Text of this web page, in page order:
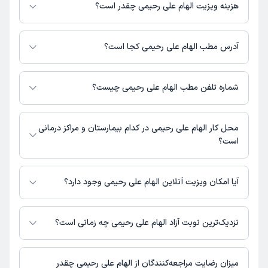
هزینه ویزیت الهام علی رحیمی چقدر است؟
برای اطلاع از هزینه ویزیت الهام علی رحیمی، لازم است با مطب تماس بگیرید.
آدرس مطب الهام علی رحیمی کجا است؟
اطلاعات مربوط به آدرس مطب الهام علی رحیمی در حال حاضر در دسترس
نیست. برای دریافت اطلاعات دقیق‌تر، لطفاً با مطب تماس بگیرید.
شماره تلفن مطب الهام علی رحیمی چیست؟
شماره تماس مطب الهام علی رحیمی در حال حاضر در این صفحه ثبت نشده
محل کار الهام علی رحیمی در کدام بیمارستان و مراکز درمانی
است؟
اطلاعاتی درباره محل فعالیت الهام علی رحیمی در مراکز درمانی در دسترس
نیست.
آیا امکان ویزیت آنلاین الهام علی رحیمی وجود دارد؟
در حال حاضر اطلاعاتی درباره ارائه ویزیت آنلاین توسط الهام علی رحیمی در
دسترس نیست. برای دریافت اطلاعات دقیق‌تر، لطفاً با مطب تماس بگیرید.
نزدیک‌ترین نوبت آزاد الهام علی رحیمی چه زمانی است؟
زمان نوبت‌دهی و پذیرش بیماران با هماهنگی مطب مشخص می‌شود.
میزان رضایت مراجعه‌کنندگان از الهام علی رحیمی چقدر